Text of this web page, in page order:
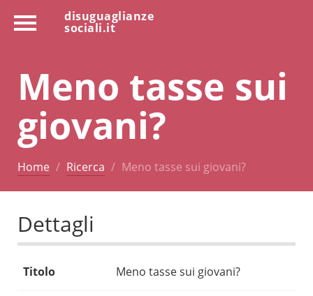
disuguaglianze
sociali.it
Meno tasse sui
giovani?
Home Ricerca Meno tasse sui giovani?
Dettagli
Titolo Meno tasse sui giovani?